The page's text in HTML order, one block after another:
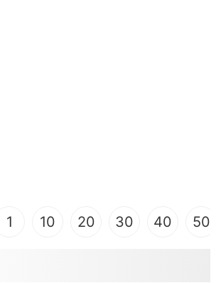
1 10 20 30 40 50